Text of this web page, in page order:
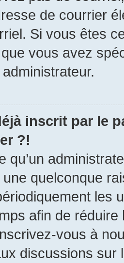
de courrier
Si vous êtes
vous avez
inscrit par le
?!
qu’un
quelconque
les
afin de
vous à
discussions sur